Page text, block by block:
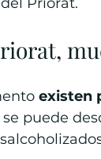
existen
se puede